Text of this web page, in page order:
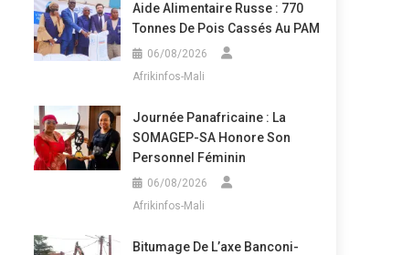
Aide Alimentaire Russe : 770
Tonnes De Pois Cassés Au PAM
06/08/2026
Afrikinfos-Mali
Journée Panafricaine : La
SOMAGEP-SA Honore Son
Personnel Féminin
06/08/2026
Afrikinfos-Mali
Bitumage De L’axe Banconi-